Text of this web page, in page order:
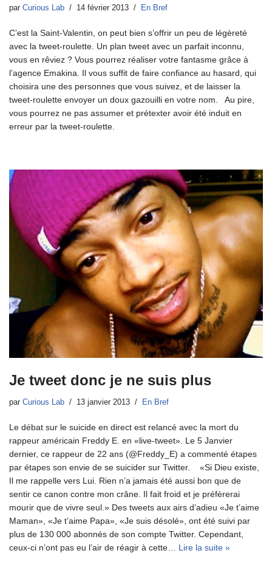
par Curious Lab 14 février 2013 En Bref
C’est la Saint-Valentin, on peut bien s’offrir un peu de légèreté
avec la tweet-roulette. Un plan tweet avec un parfait inconnu,
vous en rêviez ? Vous pourrez réaliser votre fantasme grâce à
l’agence Emakina. Il vous suffit de faire confiance au hasard, qui
choisira une des personnes que vous suivez, et de laisser la
tweet-roulette envoyer un doux gazouilli en votre nom. Au pire,
vous pourrez ne pas assumer et prétexter avoir été induit en
erreur par la tweet-roulette.
Je tweet donc je ne suis plus
par Curious Lab 13 janvier 2013 En Bref
Le débat sur le suicide en direct est relancé avec la mort du
rappeur américain Freddy E. en «live-tweet». Le 5 Janvier
dernier, ce rappeur de 22 ans (@Freddy_E) a commenté étapes
par étapes son envie de se suicider sur Twitter. «Si Dieu existe,
Il me rappelle vers Lui. Rien n’a jamais été aussi bon que de
sentir ce canon contre mon crâne. Il fait froid et je préfèrerai
mourir que de vivre seul.» Des tweets aux airs d’adieu «Je t’aime
Maman», «Je t’aime Papa», «Je suis désolé», ont été suivi par
plus de 130 000 abonnés de son compte Twitter. Cependant,
ceux-ci n’ont pas eu l’air de réagir à cette… Lire la suite »